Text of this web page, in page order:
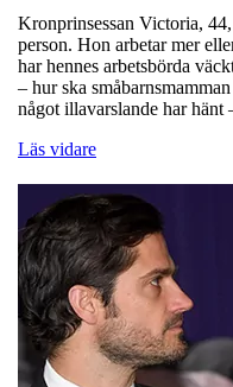
Kronprinsessan Victoria,
person. Hon arbetar mer
har hennes arbetsbörda
– hur ska
något illavarslande har
Läs vidare